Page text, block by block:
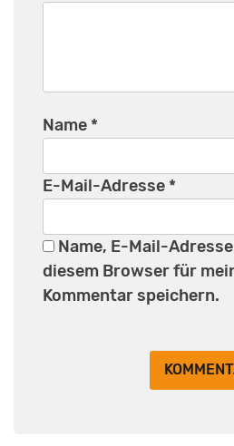
Name *
E-Mail-Adresse *
Name, E-Mail-
diesem Browser für
Kommentar speichern.